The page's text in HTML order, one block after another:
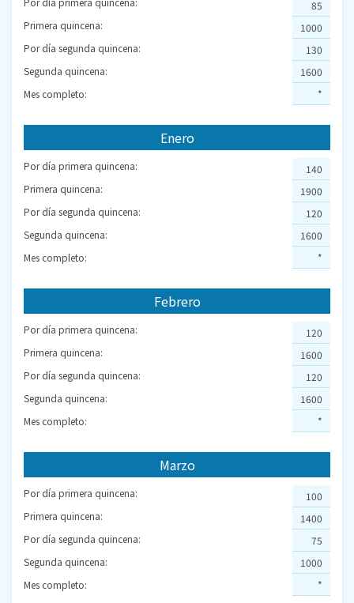
Primera quincena:
Por día segunda quincena:
Segunda quincena:
Mes completo:
85
1000
130
1600
*
Enero
Por día primera quincena:
Primera quincena:
Por día segunda quincena:
Segunda quincena:
Mes completo:
140
1900
120
1600
*
Febrero
Por día primera quincena:
Primera quincena:
Por día segunda quincena:
Segunda quincena:
Mes completo:
120
1600
120
1600
*
Marzo
Por día primera quincena:
Primera quincena:
Por día segunda quincena:
Segunda quincena:
Mes completo:
100
1400
75
1000
*